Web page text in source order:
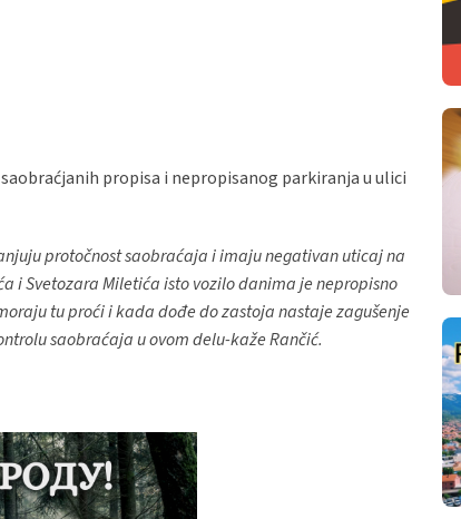
propisa i nepropisanog parkiranja u ulici
protočnost saobraćaja i imaju negativan uticaj na
i Svetozara Miletića isto vozilo danima je nepropisno
tu proći i kada dođe do zastoja nastaje zagušenje
saobraćaja u ovom delu-kaže Rančić.